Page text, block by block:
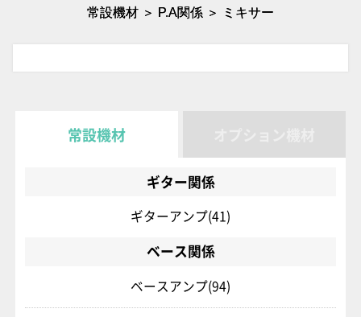
常設機材 ＞ P.A関係 ＞ ミキサー
常設機材
ギター関係
ギターアンプ(41)
ベース関係
ベースアンプ(94)